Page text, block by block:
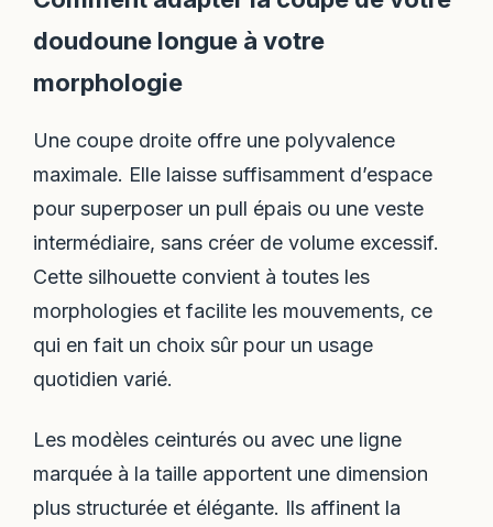
doudoune longue à votre
morphologie
Une coupe droite offre une polyvalence
maximale. Elle laisse suffisamment d’espace
pour superposer un pull épais ou une veste
intermédiaire, sans créer de volume excessif.
Cette silhouette convient à toutes les
morphologies et facilite les mouvements, ce
qui en fait un choix sûr pour un usage
quotidien varié.
Les modèles ceinturés ou avec une ligne
marquée à la taille apportent une dimension
plus structurée et élégante. Ils affinent la